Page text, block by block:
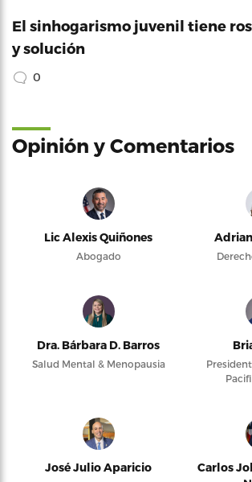
El sinhogarismo juvenil tiene
y solución
0
Opinión y Comentarios
Lic Alexis Quiñones
Abogado
Dra. Bárbara D. Barros
Salud Mental & Menopausia
José Julio Aparicio
Carlos